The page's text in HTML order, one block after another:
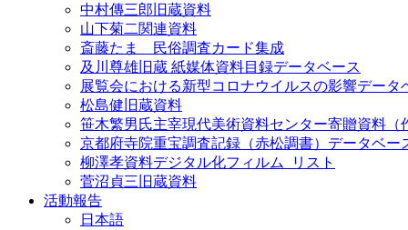
中村傳三郎旧蔵資料
山下菊二関連資料
斎藤たま 民俗調査カード集成
及川尊雄旧蔵 紙媒体資料目録データベース
展覧会における新型コロナウイルスの影響データ
松島健旧蔵資料
笹木繁男氏主宰現代美術資料センター寄贈資料（
京都府寺院重宝調査記録（赤松調書）データベー
柳澤孝資料デジタル化フィルム_リスト
菅沼貞三旧蔵資料
活動報告
日本語